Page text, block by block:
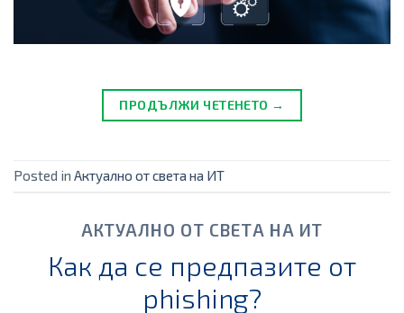
ПРОДЪЛЖИ ЧЕТЕНЕТО →
Posted in Актуално от света на ИТ
АКТУАЛНО ОТ СВЕТА НА ИТ
Как да се предпазите от
phishing?